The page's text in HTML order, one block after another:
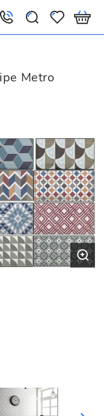
Metro